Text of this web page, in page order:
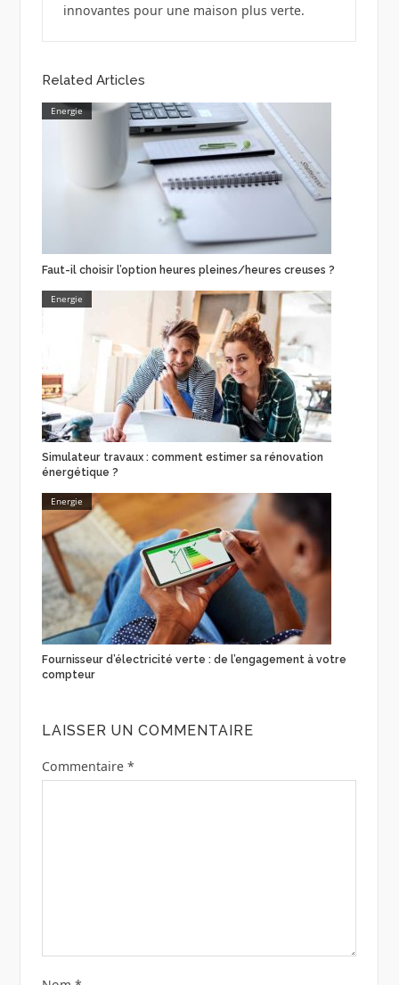
innovantes pour une maison plus verte.
Related Articles
Energie
Faut-il choisir l’option heures pleines/heures creuses ?
Energie
Simulateur travaux : comment estimer sa rénovation
énergétique ?
Energie
Fournisseur d’électricité verte : de l’engagement à votre
compteur
LAISSER UN COMMENTAIRE
Commentaire *